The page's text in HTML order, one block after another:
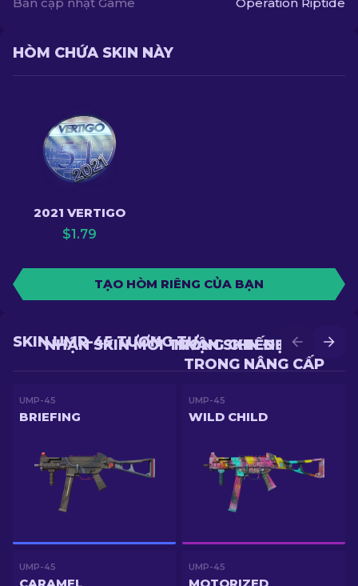
HÒM CHỨA SKIN NÀY
2021 VERTIGO
$1.79
TẠO HÒM RIÊNG CỦA BẠN
NHẬN SKIN ĐẸP HƠN
TRONG NÂNG CẤP
NHẬN SKIN MỚI TRONG CHIẾN ĐẤU
SKIN UMP-45 TƯƠNG TỰ
UMP-45
BRIEFING
UMP-45
WILD CHILD
UMP-45 UMP-45